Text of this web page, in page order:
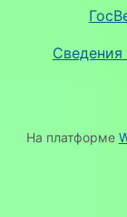
Сведения
На платформе